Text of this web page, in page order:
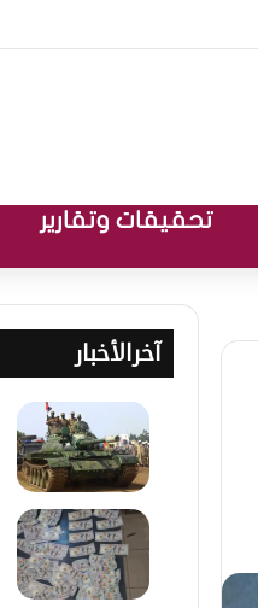
تحقيقات وتقارير
آخرالأخبار